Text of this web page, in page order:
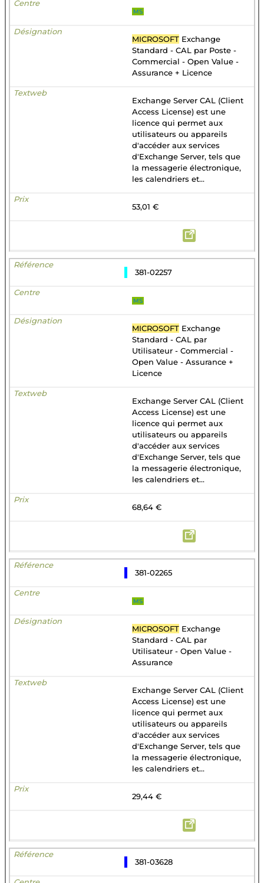
MS
MICROSOFT Exchange
Standard - CAL par Poste -
Commercial - Open Value -
Assurance + Licence
Exchange Server CAL (Client
Access License) est une
licence qui permet aux
utilisateurs ou appareils
d'accéder aux services
d'Exchange Server, tels que
la messagerie électronique,
les calendriers et...
53,01 €
381-02257
MS
MICROSOFT Exchange
Standard - CAL par
Utilisateur - Commercial -
Open Value - Assurance +
Licence
Exchange Server CAL (Client
Access License) est une
licence qui permet aux
utilisateurs ou appareils
d'accéder aux services
d'Exchange Server, tels que
la messagerie électronique,
les calendriers et...
68,64 €
381-02265
MS
MICROSOFT Exchange
Standard - CAL par
Utilisateur - Open Value -
Assurance
Exchange Server CAL (Client
Access License) est une
licence qui permet aux
utilisateurs ou appareils
d'accéder aux services
d'Exchange Server, tels que
la messagerie électronique,
les calendriers et...
29,44 €
381-03628